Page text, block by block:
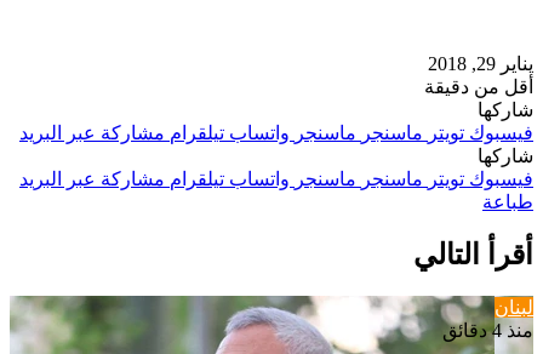
يناير 29, 2018
أقل من دقيقة
شاركها
فيسبوك تويتر ماسنجر ماسنجر واتساب تيلقرام مشاركة عبر البريد
شاركها
فيسبوك تويتر ماسنجر ماسنجر واتساب تيلقرام مشاركة عبر البريد
طباعة
أقرأ التالي
لبنان
منذ 4 دقائق